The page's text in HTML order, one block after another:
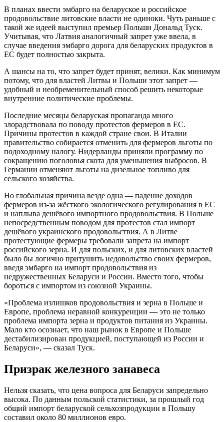
В планах ввести эмбарго на беларуское и российское
продовольствие литовские власти не одиноки. Чуть раньше с
такой же идеей выступил премьер Польши Дональд Туск.
Учитывая, что Латвия аналогичный запрет уже ввела, в
случае введения эмбарго дорога для беларуских продуктов в
ЕС будет полностью закрыта.
А шансы на то, что запрет будет принят, велики. Как минимум
потому, что для властей Литвы и Польши этот запрет —
удобный и необременительный способ решить некоторые
внутренние политические проблемы.
Последние месяцы беларуская пропаганда много
злорадствовала по поводу протестов фермеров в ЕС.
Причины протестов в каждой стране свои. В Италии
правительство собирается отменить для фермеров льготы по
подоходному налогу. Нидерланды приняли программу по
сокращению поголовья скота для уменьшения выбросов. В
Германии отменяют льготы на дизельное топливо для
сельского хозяйства.
Но глобальная причина везде одна — падение доходов
фермеров из-за жёсткого экологического регулирования в ЕС
и наплыва дешёвого импортного продовольствия. В Польше
непосредственным поводом для протестов стал импорт
дешёвого украинского продовольствия. А в Литве
протестующие фермеры требовали запрета на импорт
российского зерна. И для польских, и для литовских властей
было бы логично притушить недовольство своих фермеров,
введя эмбарго на импорт продовольствия из
недружественных Беларуси и России. Вместо того, чтобы
бороться с импортом из союзной Украины.
«Проблема излишков продовольствия и зерна в Польше и
Европе, проблема неравной конкуренции — это не только
проблема импорта зерна и продуктов питания из Украины.
Мало кто осознает, что наш рынок в Европе и Польше
дестабилизирован продукцией, поступающей из России и
Беларуси», — сказал Туск.
Призрак железного занавеса
Нельзя сказать, что цена вопроса для Беларуси запредельно
высока. По данным польской статистики, за прошлый год
общий импорт беларуской сельхозпродукции в Польшу
составил около 80 миллионов евро.